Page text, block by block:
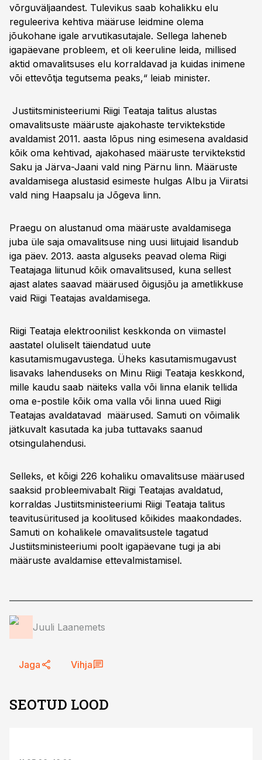
võrguväljaandest. Tulevikus saab kohalikku elu
reguleeriva kehtiva määruse leidmine olema
jõukohane igale arvutikasutajale. Sellega laheneb
igapäevane probleem, et oli keeruline leida, millised
aktid omavalitsuses elu korraldavad ja kuidas inimene
või ettevõtja tegutsema peaks,“ leiab minister.
Justiitsministeeriumi Riigi Teataja talitus alustas
omavalitsuste määruste ajakohaste terviktekstide
avaldamist 2011. aasta lõpus ning esimesena avaldasid
kõik oma kehtivad, ajakohased määruste terviktekstid
Saku ja Järva-Jaani vald ning Pärnu linn. Määruste
avaldamisega alustasid esimeste hulgas Albu ja Viiratsi
vald ning Haapsalu ja Jõgeva linn.
Praegu on alustanud oma määruste avaldamisega
juba üle saja omavalitsuse ning uusi liitujaid lisandub
iga päev. 2013. aasta alguseks peavad olema Riigi
Teatajaga liitunud kõik omavalitsused, kuna sellest
ajast alates saavad määrused õigusjõu ja ametlikkuse
vaid Riigi Teatajas avaldamisega.
Riigi Teataja elektroonilist keskkonda on viimastel
aastatel oluliselt täiendatud uute
kasutamismugavustega. Üheks kasutamismugavust
lisavaks lahenduseks on Minu Riigi Teataja keskkond,
mille kaudu saab näiteks valla või linna elanik tellida
oma e-postile kõik oma valla või linna uued Riigi
Teatajas avaldatavad määrused. Samuti on võimalik
jätkuvalt kasutada ka juba tuttavaks saanud
otsingulahendusi.
Selleks, et kõigi 226 kohaliku omavalitsuse määrused
saaksid probleemivabalt Riigi Teatajas avaldatud,
korraldas Justiitsministeeriumi Riigi Teataja talitus
teavitusüritused ja koolitused kõikides maakondades.
Samuti on kohalikele omavalitsustele tagatud
Justiitsministeeriumi poolt igapäevane tugi ja abi
määruste avaldamise ettevalmistamisel.
Juuli Laanemets
Jaga Vihja
SEOTUD LOOD